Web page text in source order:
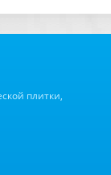
плитки,